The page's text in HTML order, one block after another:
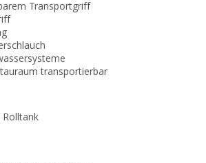
Transportgriff
transportierbar